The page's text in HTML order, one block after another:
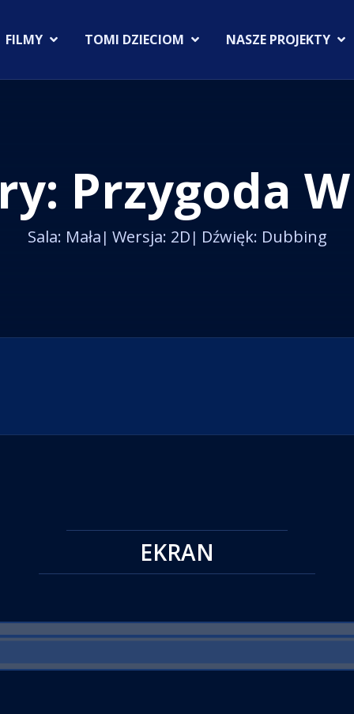
FILMY TOMI DZIECIOM NASZE PROJEKTY
Przygoda
Sala: Mała Wersja: 2D Dźwięk: Dubbing
EKRAN